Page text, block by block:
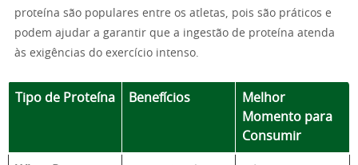
proteína são populares entre os atletas, pois são práticos e
podem ajudar a garantir que a ingestão de proteína atenda
às exigências do exercício intenso.
Tipo de Proteína Benefícios
Melhor
Momento para
Consumir